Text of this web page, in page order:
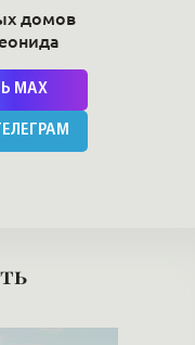
c политикой сайта
домов
MAX